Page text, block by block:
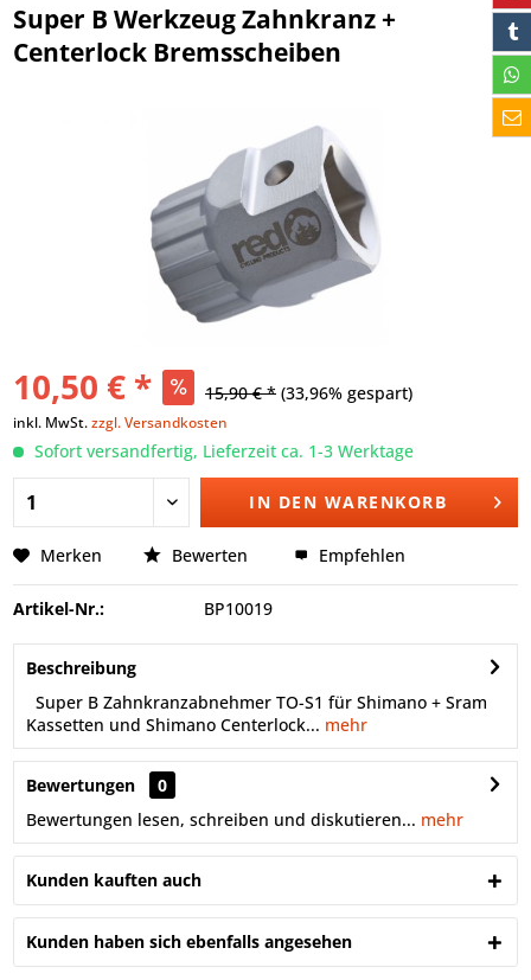
Super B Werkzeug Zahnkranz +
Centerlock Bremsscheiben
10,50 € * 15,90 € * (33,96% gespart)
inkl. MwSt.zzgl. Versandkosten
Sofort versandfertig, Lieferzeit ca. 1-3 Werktage
IN DEN WARENKORB
Merken Bewerten Empfehlen
Artikel-Nr.: BP10019
Beschreibung
Super B Zahnkranzabnehmer TO-S1 für Shimano + Sram
Kassetten und Shimano Centerlock... mehr
Bewertungen
0
Bewertungen lesen, schreiben und diskutieren... mehr
Kunden kauften auch
Kunden haben sich ebenfalls angesehen